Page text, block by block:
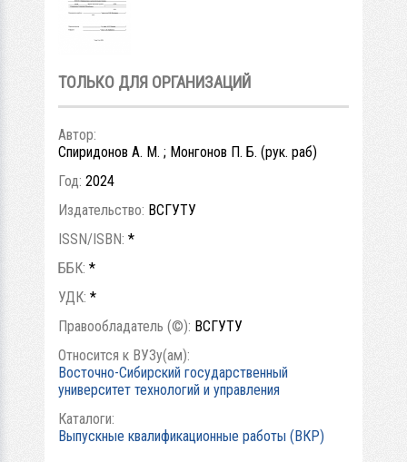
ТОЛЬКО ДЛЯ ОРГАНИЗАЦИЙ
Автор:
Спиридонов А. М. ; Монгонов П. Б. (рук. раб)
Год: 2024
Издательство: ВСГУТУ
ISSN/ISBN: *
ББК: *
УДК: *
Правообладатель (©): ВСГУТУ
Относится к ВУЗу(ам):
Восточно-Сибирский государственный
университет технологий и управления
Каталоги:
Выпускные квалификационные работы (ВКР)